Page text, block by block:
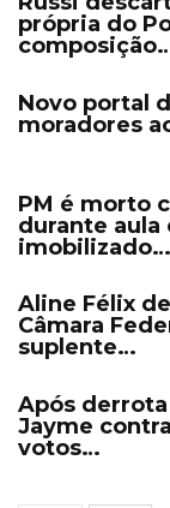
própria do
Novo portal
moradores
PM é morto
durante aula
imobilizado…
Aline Félix
Câmara
suplente…
Após derrota
Jayme
votos…